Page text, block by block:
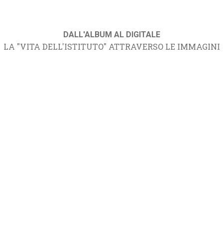
DALL'ALBUM AL DIGITALE
LA "VITA DELL'ISTITUTO" ATTRAVERSO LE IMMAGINI